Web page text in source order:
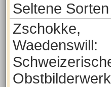
Seltene
Zschokke,
Waedenswill: